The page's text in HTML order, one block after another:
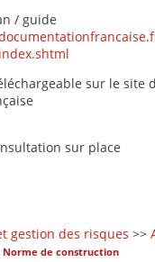
/ guide
sur le site
sur place
gestion des risques >>
Norme de construction